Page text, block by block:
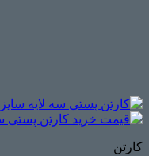
کارتن